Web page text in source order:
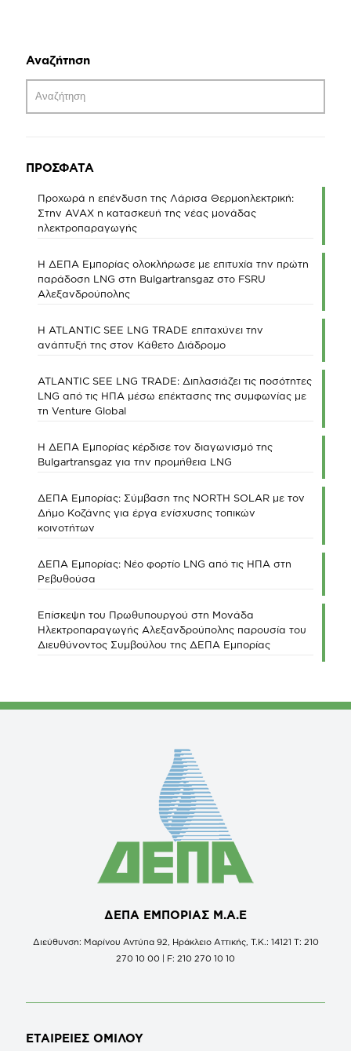
Αναζήτηση
ΠΡΟΣΦΑΤΑ
Προχωρά η επένδυση της Λάρισα Θερμοηλεκτρική:
Στην AVAX η κατασκευή της νέας μονάδας
ηλεκτροπαραγωγής
Η ΔΕΠΑ Εμπορίας ολοκλήρωσε με επιτυχία την πρώτη
παράδοση LNG στη Bulgartransgaz στο FSRU
Αλεξανδρούπολης
Η ATLANTIC SEE LNG TRADE επιταχύνει την
ανάπτυξή της στον Κάθετο Διάδρομο
ATLANTIC SEE LNG TRADE: Διπλασιάζει τις ποσότητες
LNG από τις ΗΠΑ μέσω επέκτασης της συμφωνίας με
τη Venture Global
Η ΔΕΠΑ Εμπορίας κέρδισε τον διαγωνισμό της
Bulgartransgaz για την προμήθεια LNG
ΔΕΠΑ Εμπορίας: Σύμβαση της NORTH SOLAR με τον
Δήμο Κοζάνης για έργα ενίσχυσης τοπικών
κοινοτήτων
ΔΕΠΑ Εμπορίας: Νέο φορτίο LNG από τις ΗΠΑ στη
Ρεβυθούσα
Επίσκεψη του Πρωθυπουργού στη Μονάδα
Ηλεκτροπαραγωγής Αλεξανδρούπολης παρουσία του
Διευθύνοντος Συμβούλου της ΔΕΠΑ Εμπορίας
ΔΕΠΑ ΕΜΠΟΡΙΑΣ Μ.Α.Ε
Διεύθυνση: Μαρίνου Αντύπα 92, Ηράκλειο Αττικής, Τ.Κ.: 14121 Τ: 210
270 10 00 | F: 210 270 10 10
ΕΤΑΙΡΕΙΕΣ ΟΜΙΛΟΥ